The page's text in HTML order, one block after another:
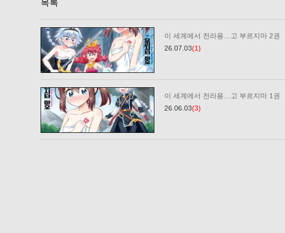
목록
이 세계에서 전라용…고 부르지마 2권
26.07.03(1)
이 세계에서 전라용…고 부르지마 1권
26.06.03(3)